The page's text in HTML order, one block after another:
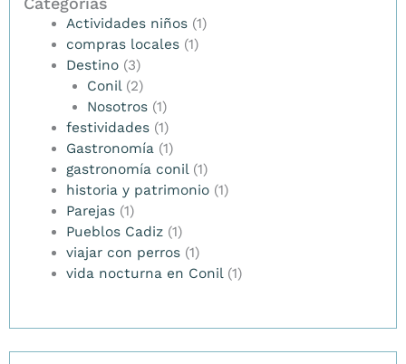
Actividades niños(1)
compras locales(1)
Destino(3)
Conil(2)
Nosotros(1)
festividades(1)
Gastronomía(1)
gastronomía conil(1)
historia y patrimonio(1)
Parejas(1)
Pueblos Cadiz(1)
viajar con perros(1)
vida nocturna en Conil(1)